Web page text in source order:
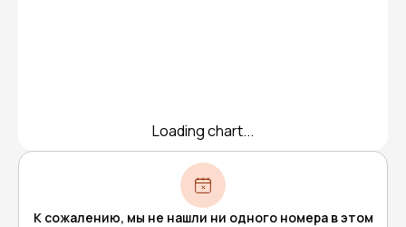
Loading chart...
К сожалению, мы не нашли ни одного номера в этом